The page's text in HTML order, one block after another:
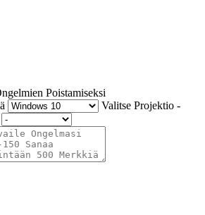
Poistamiseksi
Valitse Projektio -